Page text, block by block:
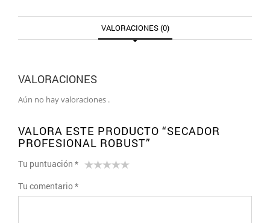
VALORACIONES (0)
VALORACIONES
Aún no hay valoraciones .
VALORA ESTE PRODUCTO “SECADOR
PROFESIONAL ROBUST”
Tu puntuación *
de
5
estrellas
estrellas
estrellas
Tu comentario*